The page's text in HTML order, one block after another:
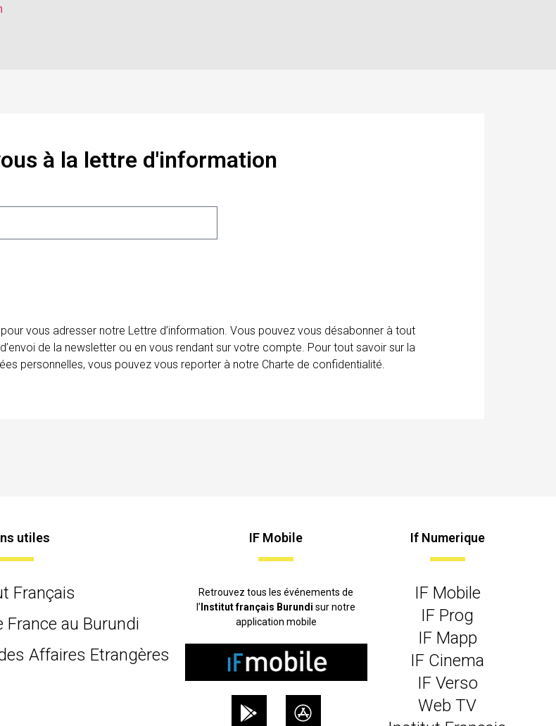
à la lettre d'information
vous adresser notre Lettre d’information. Vous pouvez vous désabonner à tout
de la newsletter ou en vous rendant sur votre compte. Pour tout savoir sur la
personnelles, vous pouvez vous reporter à notre Charte de confidentialité.
utiles
Français
au Burundi
Affaires Etrangères
IF Mobile
Retrouvez tous les événements de
l’Institut français Burundisur notre
application mobile
If Numerique
IF Mobile
IF Prog
IF Mapp
IF Cinema
IF Verso
Web TV